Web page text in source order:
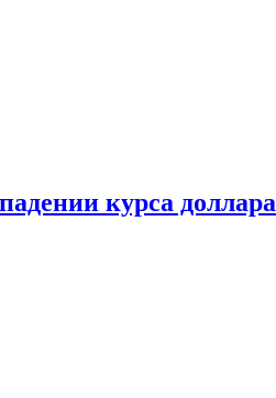
курса доллара